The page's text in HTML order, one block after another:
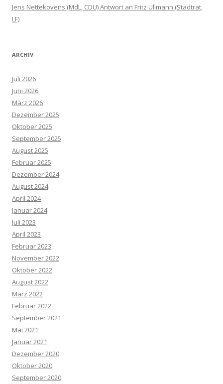
Jens Nettekovens (MdL, CDU) Antwort an Fritz Ullmann (Stadtrat,
LF)
ARCHIV
Juli 2026
Juni 2026
März 2026
Dezember 2025
Oktober 2025
September 2025
August 2025
Februar 2025
Dezember 2024
August 2024
April 2024
Januar 2024
Juli 2023
April 2023
Februar 2023
November 2022
Oktober 2022
August 2022
März 2022
Februar 2022
September 2021
Mai 2021
Januar 2021
Dezember 2020
Oktober 2020
September 2020